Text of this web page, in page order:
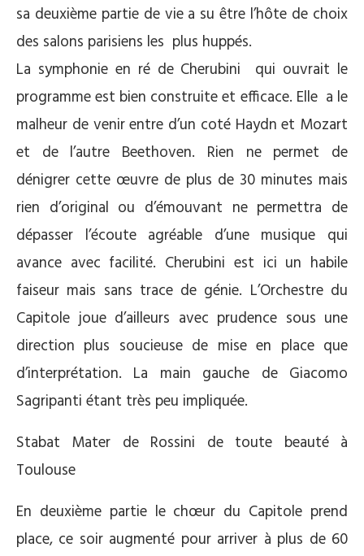
sa deuxième partie de vie a su être l’hôte de choix
des salons parisiens les plus huppés.
La symphonie en ré de Cherubini qui ouvrait le
programme est bien construite et efficace. Elle a le
malheur de venir entre d’un coté Haydn et Mozart
et de l’autre Beethoven. Rien ne permet de
dénigrer cette œuvre de plus de 30 minutes mais
rien d’original ou d’émouvant ne permettra de
dépasser l’écoute agréable d’une musique qui
avance avec facilité. Cherubini est ici un habile
faiseur mais sans trace de génie. L’Orchestre du
Capitole joue d’ailleurs avec prudence sous une
direction plus soucieuse de mise en place que
d’interprétation. La main gauche de Giacomo
Sagripanti étant très peu impliquée.
Stabat Mater de Rossini de toute beauté à
Toulouse
En deuxième partie le chœur du Capitole prend
place, ce soir augmenté pour arriver à plus de 60